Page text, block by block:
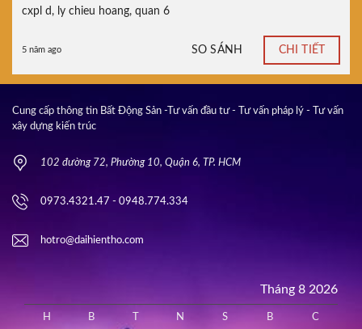
cxpl d , ly chieu hoang, quan 6
5 năm ago SO SÁNH CHI TIẾT
Cung cấp thông tin Bất Động Sản -Tư vấn đầu tư - Tư vấn pháp lý - Tư vấn
xây dựng kiến trúc
102 đường 72, Phường 10, Quận 6, TP. HCM
0973.4321.47 - 0948.774.334
hotro@daihientho.com
Tháng 8 2026
H B N S B C